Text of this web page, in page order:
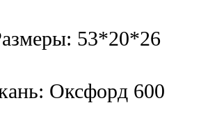
53*20*26
Оксфорд 600